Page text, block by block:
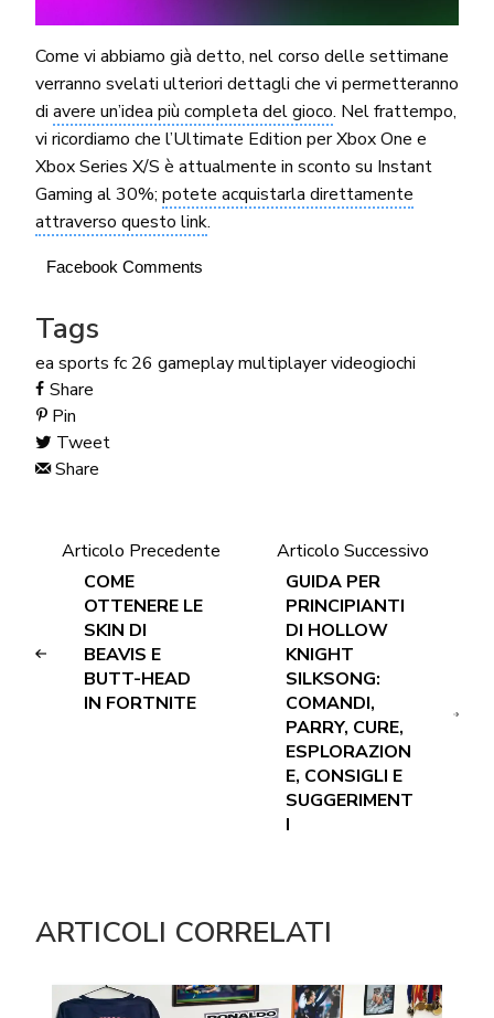
Come vi abbiamo già detto, nel corso delle settimane
verranno svelati ulteriori dettagli che vi permetteranno
di avere un’idea più completa del gioco. Nel frattempo,
vi ricordiamo che l’Ultimate Edition per Xbox One e
Xbox Series X/S è attualmente in sconto su Instant
Gaming al 30%;potete acquistarla direttamente
attraverso questo link.
Facebook Comments
Tags
ea sports fc 26 gameplaymultiplayervideogiochi
Share
Pin
Tweet
Share
Articolo Precedente
COME
OTTENERE LE
SKIN DI
BEAVIS E
BUTT-HEAD
IN FORTNITE
Articolo Successivo
GUIDA PER
PRINCIPIANTI
DI HOLLOW
KNIGHT
SILKSONG:
COMANDI,
PARRY, CURE,
ESPLORAZION
E, CONSIGLI E
SUGGERIMENT
I
ARTICOLI CORRELATI